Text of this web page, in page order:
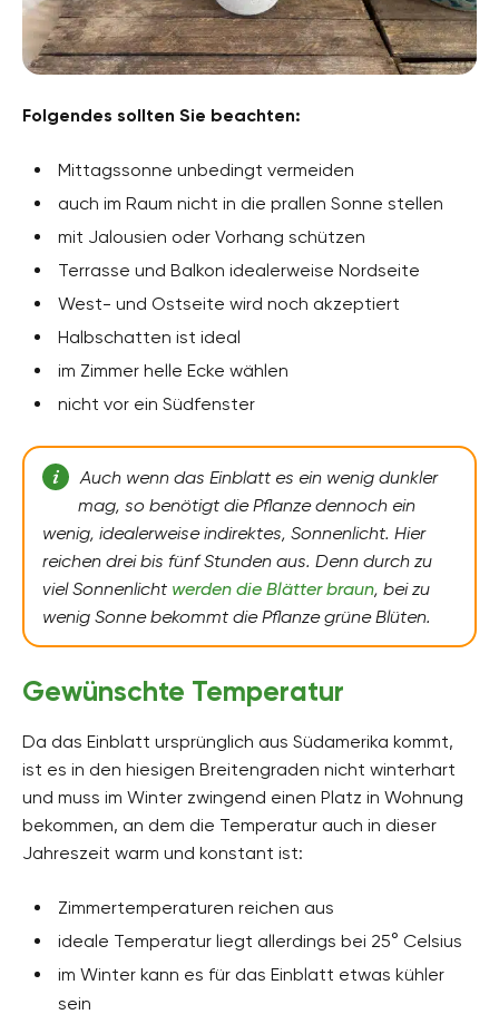
Folgendes sollten Sie beachten:
Mittagssonne unbedingt vermeiden
auch im Raum nicht in die prallen Sonne stellen
mit Jalousien oder Vorhang schützen
Terrasse und Balkon idealerweise Nordseite
West- und Ostseite wird noch akzeptiert
Halbschatten ist ideal
im Zimmer helle Ecke wählen
nicht vor ein Südfenster
Auch wenn das Einblatt es ein wenig dunkler
mag, so benötigt die Pflanze dennoch ein
wenig, idealerweise indirektes, Sonnenlicht. Hier
reichen drei bis fünf Stunden aus. Denn durch zu
viel Sonnenlicht werden die Blätter braun, bei zu
wenig Sonne bekommt die Pflanze grüne Blüten.
Gewünschte Temperatur
Da das Einblatt ursprünglich aus Südamerika kommt,
ist es in den hiesigen Breitengraden nicht winterhart
und muss im Winter zwingend einen Platz in Wohnung
bekommen, an dem die Temperatur auch in dieser
Jahreszeit warm und konstant ist:
Zimmertemperaturen reichen aus
ideale Temperatur liegt allerdings bei 25° Celsius
im Winter kann es für das Einblatt etwas kühler
sein